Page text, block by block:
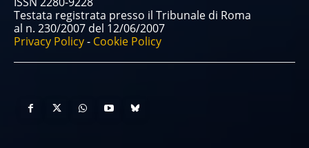
Testata registrata presso il Tribunale di Roma
al n. 230/2007 del 12/06/2007
Privacy Policy- Cookie Policy